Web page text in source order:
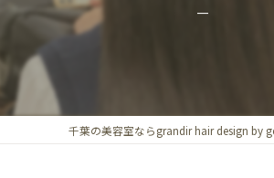
千葉の美容室ならgrandir hair design by